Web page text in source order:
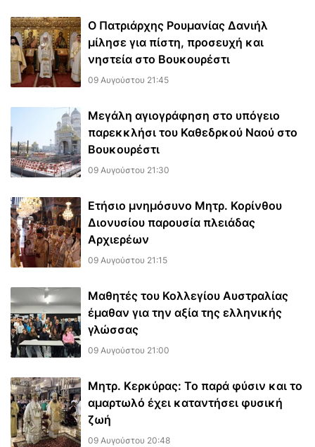
Ο Πατριάρχης Ρουμανίας Δανιήλ
μίλησε για πίστη, προσευχή και
νηστεία στο Βουκουρέστι
09 Αυγούστου 21:45
Μεγάλη αγιογράφηση στο υπόγειο
παρεκκλήσι του Καθεδρκού Ναού στο
Βουκουρέστι
09 Αυγούστου 21:30
Ετήσιο μνημόσυνο Μητρ. Κορίνθου
Διονυσίου παρουσία πλειάδας
Αρχιερέων
09 Αυγούστου 21:15
Μαθητές του Κολλεγίου Αυστραλίας
έμαθαν για την αξία της ελληνικής
γλώσσας
09 Αυγούστου 21:00
Μητρ. Κερκύρας: Το παρά φύσιν και το
αμαρτωλό έχει καταντήσει φυσική
ζωή
09 Αυγούστου 20:48